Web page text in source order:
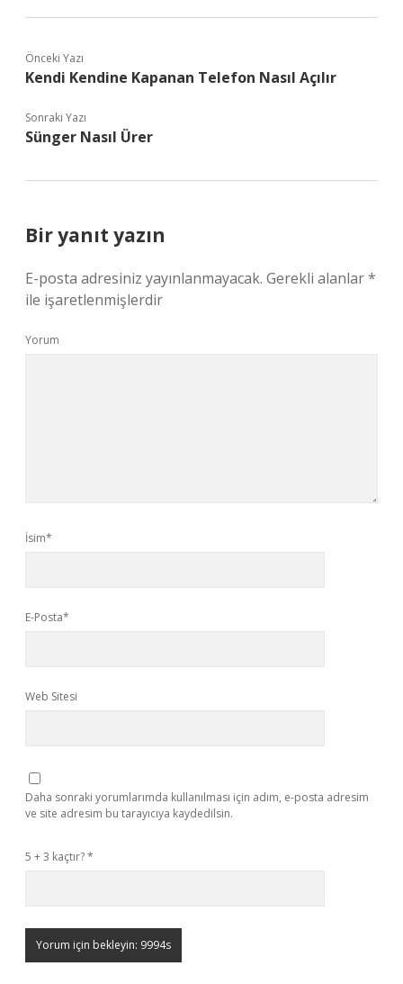
Önceki Yazı
Kendi Kendine Kapanan Telefon Nasıl Açılır
Sonraki Yazı
Sünger Nasıl Ürer
Bir yanıt yazın
E-posta adresiniz yayınlanmayacak. Gerekli alanlar*
ile işaretlenmişlerdir
Yorum
İsim*
E-Posta*
Web Sitesi
Daha sonraki yorumlarımda kullanılması için adım, e-posta adresim
ve site adresim bu tarayıcıya kaydedilsin.
5 + 3 kaçtır?*